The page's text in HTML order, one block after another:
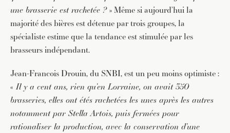
une brasserie est rachetée ?» Même si aujourd’hui la
majorité des bières est détenue par trois groupes, la
spécialiste estime que la tendance est stimulée par les
brasseurs indépendant.
Jean-Francois Drouin, du SNBI, est un peu moins optimiste :
« Il y a cent ans, rien qu’en Lorraine, on avait 350
brasseries, elles ont étés rachetées les unes après les autres
notamment par Stella Artois, puis fermées pour
rationaliser la production, avec la conservation d’une
JE M'INSCRIS À LA NEWSLETTER
Pour recevoir toutes les deux semaines notre lettre
d’info avec une sélection d’articles …